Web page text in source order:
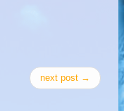
next post →